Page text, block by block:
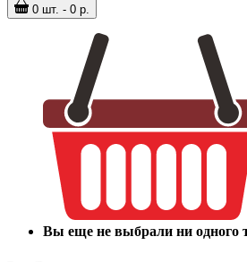
0 шт. - 0 р.
Вы еще не выбрали ни одного